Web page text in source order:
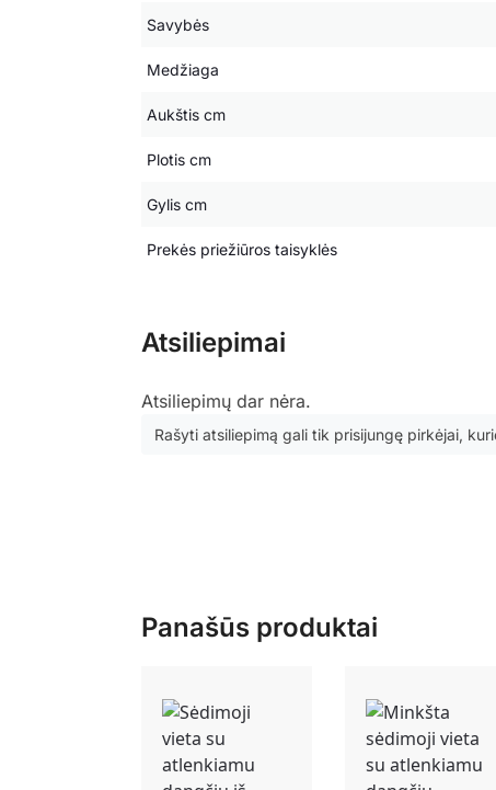
Savybės
Medžiaga
Aukštis cm
Plotis cm
Gylis cm
Prekės priežiūros taisyklės
Atsiliepimai
Atsiliepimų dar nėra.
Rašyti atsiliepimą gali tik prisijungę pirkėjai,
Panašūs produktai